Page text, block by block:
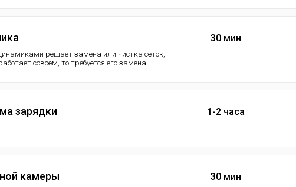
решает замена или чистка сеток,
совсем, то требуется его замена
30 мин
зарядки 1-2 часа
камеры 30 мин